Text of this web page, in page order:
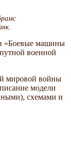
Боевые машины
военной
мировой войны
модели
схемами и